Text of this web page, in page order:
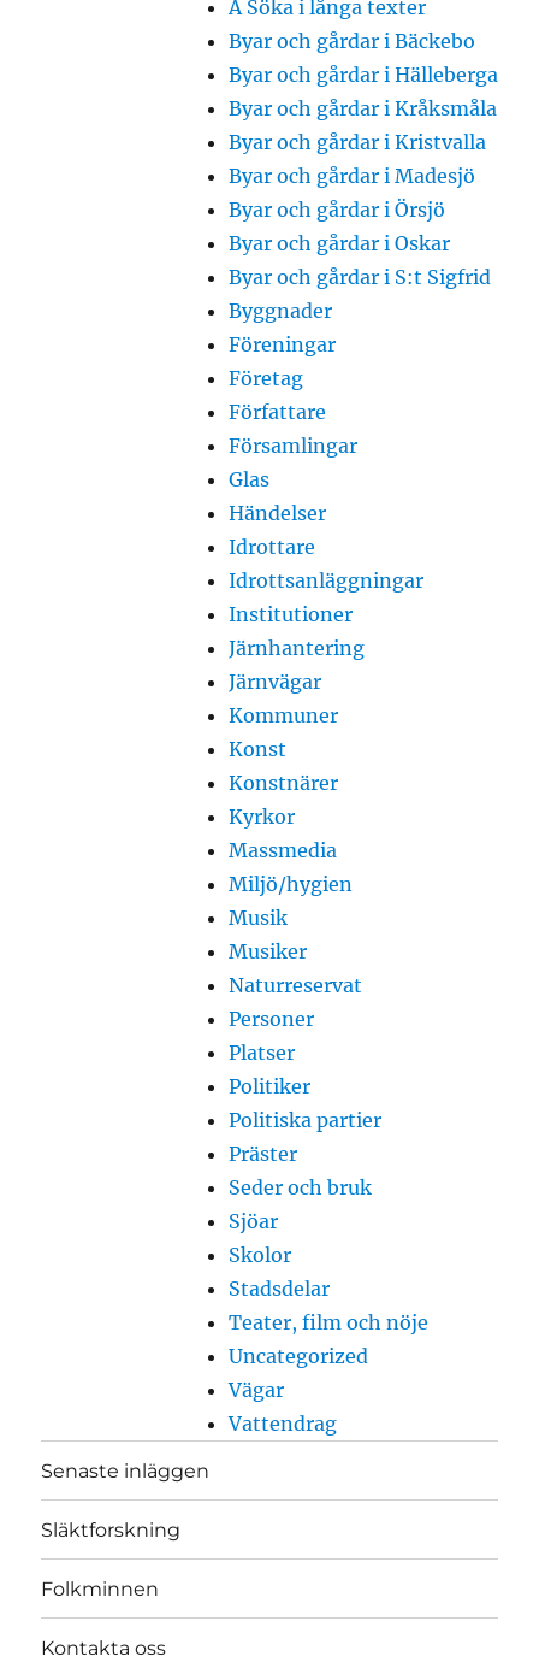
A Söka i långa texter
Byar och gårdar i Bäckebo
Byar och gårdar i Hälleberga
Byar och gårdar i Kråksmåla
Byar och gårdar i Kristvalla
Byar och gårdar i Madesjö
Byar och gårdar i Örsjö
Byar och gårdar i Oskar
Byar och gårdar i S:t Sigfrid
Byggnader
Föreningar
Företag
Författare
Församlingar
Glas
Händelser
Idrottare
Idrottsanläggningar
Institutioner
Järnhantering
Järnvägar
Kommuner
Konst
Konstnärer
Kyrkor
Massmedia
Miljö/hygien
Musik
Musiker
Naturreservat
Personer
Platser
Politiker
Politiska partier
Präster
Seder och bruk
Sjöar
Skolor
Stadsdelar
Teater, film och nöje
Uncategorized
Vägar
Vattendrag
Senaste inläggen
Släktforskning
Folkminnen
Kontakta oss